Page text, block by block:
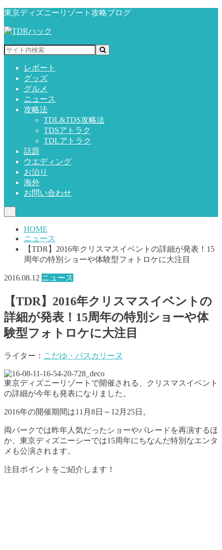
東京ディズニーリゾート攻略ブログ
レポート
グッズ
グルメ
ニュース
攻略法
TDL&TDS攻略法
TDSアトラク
TDLアトラク
話題
ウエディング
お泊り
海外
お問い合わせ
HOME
ニュース
【TDR】2016年クリスマスイベントの詳細が発表！15
周年の特別ショーや体験型フォトロケに大注目
2016.08.12 ニュース
【TDR】2016年クリスマスイベントの
詳細が発表！15周年の特別ショーや体
験型フォトロケに大注目
ライター： こだゆ・パスカリーヌ
東京ディズニーリゾートで開催される、クリスマスイベント
の詳細が今年も発表になりました。
2016年の開催期間は11月8日～12月25日。
両パークでは昨年人気だったショーやパレードを再演するほ
か、東京ディズニーシーでは15周年にちなんだ特別なエンタ
メも公演されます。
注目ポイントをご紹介します！